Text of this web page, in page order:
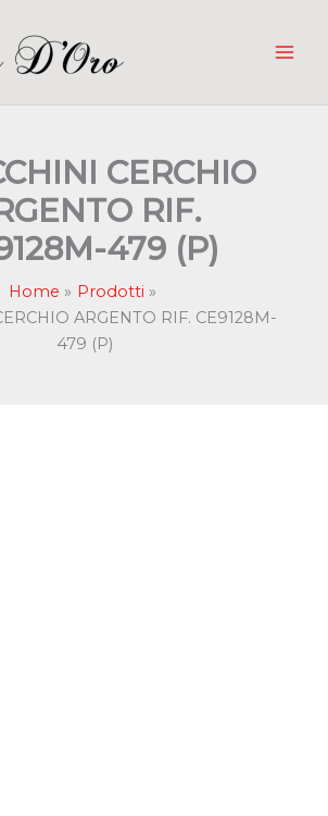
CERCHIO
RIF.
479 (P)
Home
Prodotti
ARGENTO RIF. CE9128M-
479 (P)